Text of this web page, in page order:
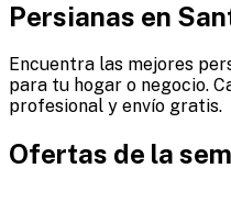
Persianas en
Encuentra las mejores
para tu hogar o negocio.
profesional y envío gratis.
Ofertas de la